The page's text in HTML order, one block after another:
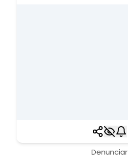
Denunciar